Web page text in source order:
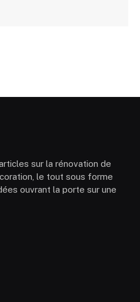
sur la rénovation de
le tout sous forme
ouvrant la porte sur une